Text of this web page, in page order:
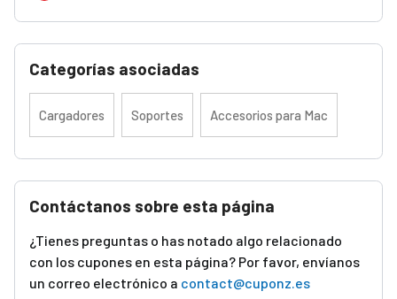
Categorías asociadas
Cargadores Soportes Accesorios para Mac
Contáctanos sobre esta página
¿Tienes preguntas o has notado algo relacionado
con los cupones en esta página? Por favor, envíanos
un correo electrónico a contact@cuponz.es